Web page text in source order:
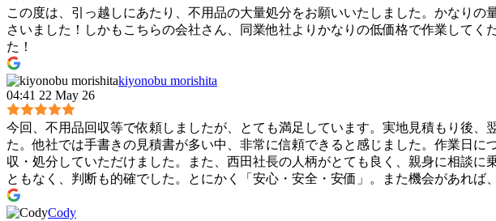
この度は、引っ越しにあたり、不用品の大量処分をお願いいたしました。かなり
さいました！しかもこちらの会社さん、同業他社よりかなりの低価格で作業して
た！
kiyonobu morishita
04:41 22 May 26
今回、不用品回収等で依頼しましたが、とても満足しています。実地見積もり後
た。他社では手書きの見積書が多い中、非常に信頼できると感じました。作業日
収・処分していただけました。また、西田社長の人柄がとても良く、親身に相談
ともなく、判断も的確でした。とにかく「安心・安全・安価」。また機会があれば
Cody